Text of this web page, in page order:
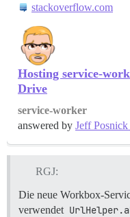
stackoverflow.com
Hosting service-
Drive
service-worker
answered by Jeff Posnick
RGJ:
Die neue Workbox-
verwendet